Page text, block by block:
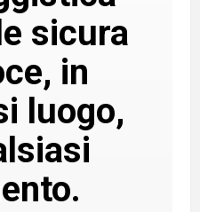
sicura
in
luogo,